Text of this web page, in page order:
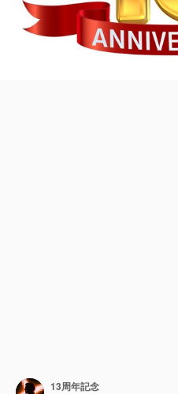
13周年記念